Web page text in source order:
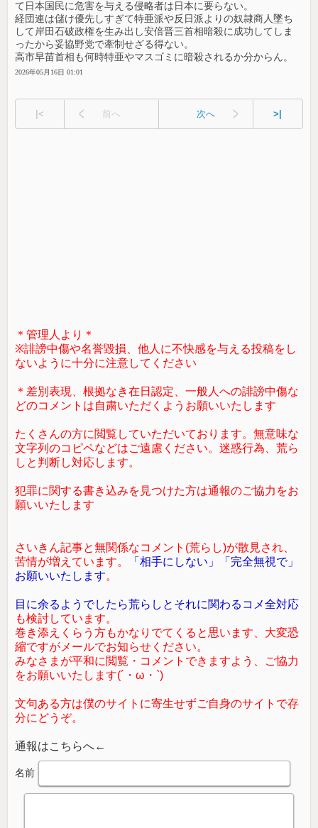
て日本国民に危害を与える侵略者は日本に要らない。
経団連は儲け優先しすぎて特亜派や反日派よりの奴隷商人墜ち
して岸田石破政権を生み出し安倍晋三首相暗殺に成功してしま
ったから妥協野党で牽制せざる得ない。
高市早苗首相も何時特亜やマスゴミに暗殺されるか分からん。
2026年05月16日 01:01
|< 前へ 次へ >|
＊管理人より＊
※誹謗中傷や名誉毀損、他人に不快感を与える投稿をし
ないように十分に注意してください
＊差別表現、根拠なき在日認定、一般人への誹謗中傷な
どのコメントは自粛いただくようお願いいたします
たくさんの方に閲覧していただいております。無意味な
文字列のコピペなどはご遠慮ください。迷惑行為、荒ら
しと判断し対応します。
犯罪に関する書き込みを見つけた方は通報のご協力をお
願いいたします
さいきん記事と無関係なコメント(荒らし)が散見され、
苦情が増えています。
「相手にしない」「完全無視で」
お願いいたします。
目に余るようでしたら荒らしとそれに関わるコメ全対応
も検討しています。
巻き添えくらう方もかなりでてくると思います、大変恐
縮ですがメールでお知らせください。
みなさまが平和に閲覧・コメントできますよう、ご協力
をお願いいたします(´・ω・`)
文句ある方は僕のサイトに寄生せずご自身のサイトで存
分にどうぞ。
通報はこちらへ←
名前